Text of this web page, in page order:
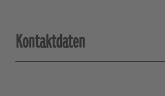
Kontaktdaten